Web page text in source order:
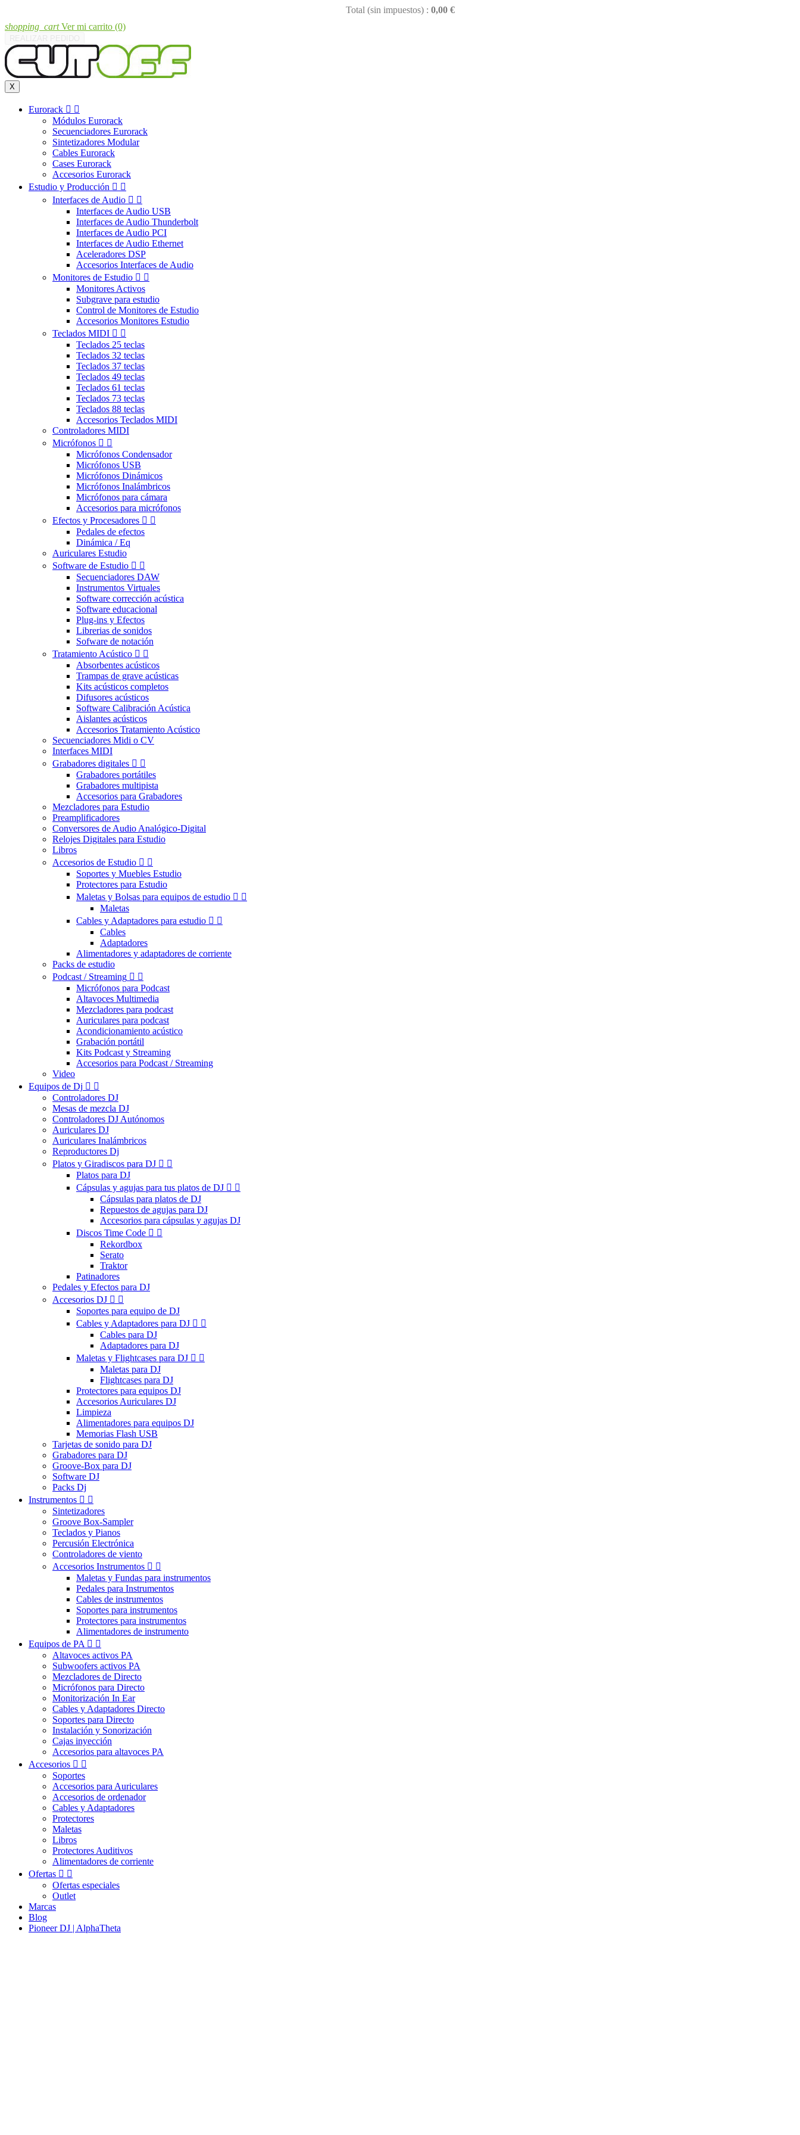
Total (sin impuestos) : 0,00 €
shopping_cart Ver mi carrito (0)
X
Eurorack  
Módulos Eurorack
Secuenciadores Eurorack
Sintetizadores Modular
Cables Eurorack
Cases Eurorack
Accesorios Eurorack
Estudio y Producción  
Interfaces de Audio  
Interfaces de Audio USB
Interfaces de Audio Thunderbolt
Interfaces de Audio PCI
Interfaces de Audio Ethernet
Aceleradores DSP
Accesorios Interfaces de Audio
Monitores de Estudio  
Monitores Activos
Subgrave para estudio
Control de Monitores de Estudio
Accesorios Monitores Estudio
Teclados MIDI  
Teclados 25 teclas
Teclados 32 teclas
Teclados 37 teclas
Teclados 49 teclas
Teclados 61 teclas
Teclados 73 teclas
Teclados 88 teclas
Accesorios Teclados MIDI
Controladores MIDI
Micrófonos  
Micrófonos Condensador
Micrófonos USB
Micrófonos Dinámicos
Micrófonos Inalámbricos
Micrófonos para cámara
Accesorios para micrófonos
Efectos y Procesadores  
Pedales de efectos
Dinámica / Eq
Auriculares Estudio
Software de Estudio  
Secuenciadores DAW
Instrumentos Virtuales
Software corrección acústica
Software educacional
Plug-ins y Efectos
Librerias de sonidos
Sofware de notación
Tratamiento Acústico  
Absorbentes acústicos
Trampas de grave acústicas
Kits acústicos completos
Difusores acústicos
Software Calibración Acústica
Aislantes acústicos
Accesorios Tratamiento Acústico
Secuenciadores Midi o CV
Interfaces MIDI
Grabadores digitales  
Grabadores portátiles
Grabadores multipista
Accesorios para Grabadores
Mezcladores para Estudio
Preamplificadores
Conversores de Audio Analógico-Digital
Relojes Digitales para Estudio
Libros
Accesorios de Estudio  
Soportes y Muebles Estudio
Protectores para Estudio
Maletas y Bolsas para equipos de estudio  
Maletas
Cables y Adaptadores para estudio  
Cables
Adaptadores
Alimentadores y adaptadores de corriente
Packs de estudio
Podcast / Streaming  
Micrófonos para Podcast
Altavoces Multimedia
Mezcladores para podcast
Auriculares para podcast
Acondicionamiento acústico
Grabación portátil
Kits Podcast y Streaming
Accesorios para Podcast / Streaming
Video
Equipos de Dj  
Controladores DJ
Mesas de mezcla DJ
Controladores DJ Autónomos
Auriculares DJ
Auriculares Inalámbricos
Reproductores Dj
Platos y Giradiscos para DJ  
Platos para DJ
Cápsulas y agujas para tus platos de DJ  
Cápsulas para platos de DJ
Repuestos de agujas para DJ
Accesorios para cápsulas y agujas DJ
Discos Time Code  
Rekordbox
Serato
Traktor
Patinadores
Pedales y Efectos para DJ
Accesorios DJ  
Soportes para equipo de DJ
Cables y Adaptadores para DJ  
Cables para DJ
Adaptadores para DJ
Maletas y Flightcases para DJ  
Maletas para DJ
Flightcases para DJ
Protectores para equipos DJ
Accesorios Auriculares DJ
Limpieza
Alimentadores para equipos DJ
Memorias Flash USB
Tarjetas de sonido para DJ
Grabadores para DJ
Groove-Box para DJ
Software DJ
Packs Dj
Instrumentos  
Sintetizadores
Groove Box-Sampler
Teclados y Pianos
Percusión Electrónica
Controladores de viento
Accesorios Instrumentos  
Maletas y Fundas para instrumentos
Pedales para Instrumentos
Cables de instrumentos
Soportes para instrumentos
Protectores para instrumentos
Alimentadores de instrumento
Equipos de PA  
Altavoces activos PA
Subwoofers activos PA
Mezcladores de Directo
Micrófonos para Directo
Monitorización In Ear
Cables y Adaptadores Directo
Soportes para Directo
Instalación y Sonorización
Cajas inyección
Accesorios para altavoces PA
Accesorios  
Soportes
Accesorios para Auriculares
Accesorios de ordenador
Cables y Adaptadores
Protectores
Maletas
Libros
Protectores Auditivos
Alimentadores de corriente
Ofertas  
Ofertas especiales
Outlet
Marcas
Blog
Pioneer DJ | AlphaTheta